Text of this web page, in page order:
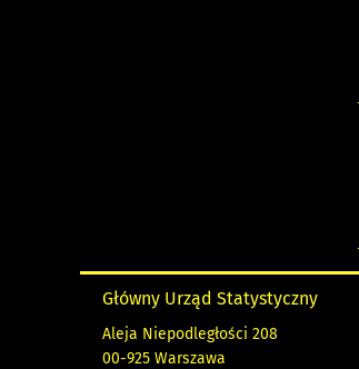
Główny Urząd Statystyczny
Aleja Niepodległości 208
00-925 Warszawa